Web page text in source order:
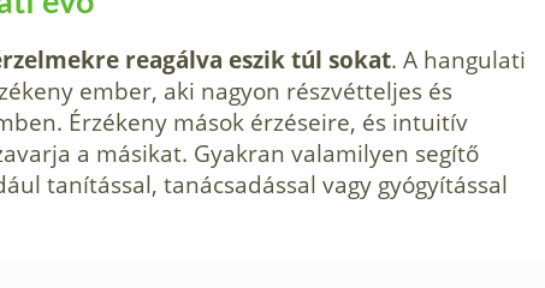
reagálva eszik túl sokat. A hangulati
ember, aki nagyon részvétteljes és
Érzékeny mások érzéseire, és intuitív
a másikat. Gyakran valamilyen segítő
tanítással, tanácsadással vagy gyógyítással